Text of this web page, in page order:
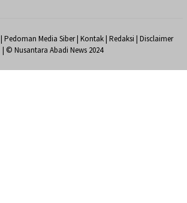
| Pedoman Media Siber| Kontak| Redaksi | Disclaimer
| © Nusantara Abadi News 2024